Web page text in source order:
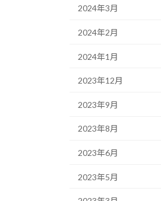
2024年3月
2024年2月
2024年1月
2023年12月
2023年9月
2023年8月
2023年6月
2023年5月